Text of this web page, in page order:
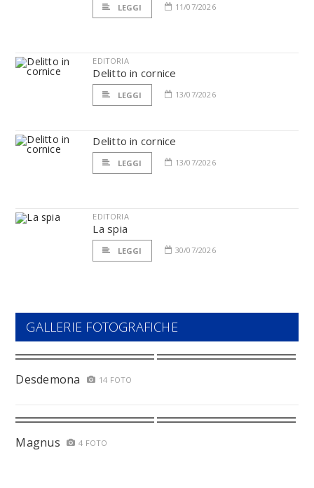
LEGGI 11/07/2026
EDITORIA
Delitto in cornice
LEGGI 13/07/2026
Delitto in cornice
LEGGI 13/07/2026
EDITORIA
La spia
LEGGI 30/07/2026
GALLERIE FOTOGRAFICHE
Desdemona 14 FOTO
Magnus 4 FOTO